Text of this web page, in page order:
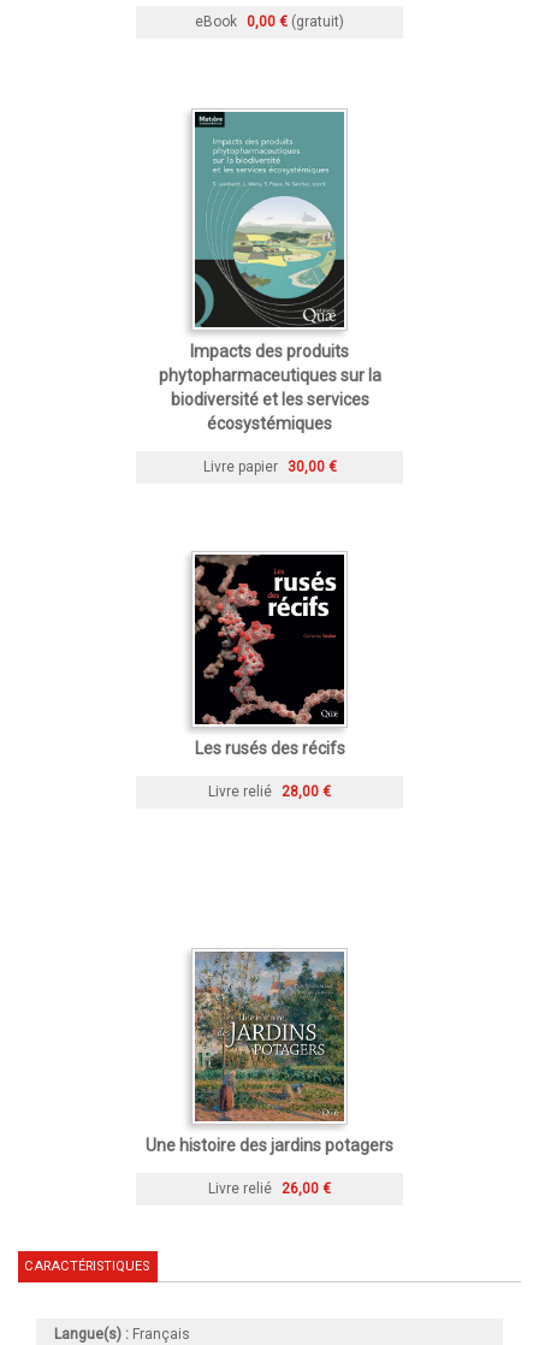
eBook 0,00 € (gratuit)
Impacts des produits
phytopharmaceutiques sur la
biodiversité et les services
écosystémiques
Livre papier 30,00 €
Les rusés des récifs
Livre relié 28,00 €
Une histoire des jardins potagers
Livre relié 26,00 €
CARACTÉRISTIQUES
Langue(s) : Français